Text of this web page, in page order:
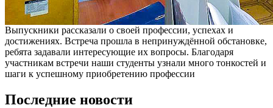
Выпускники рассказали о своей профессии, успехах и
достижениях. Встреча прошла в непринуждённой обстановке,
ребята задавали интересующие их вопросы. Благодаря
участникам встречи наши студенты узнали много тонкостей и
шаги к успешному приобретению профессии
Последние новости